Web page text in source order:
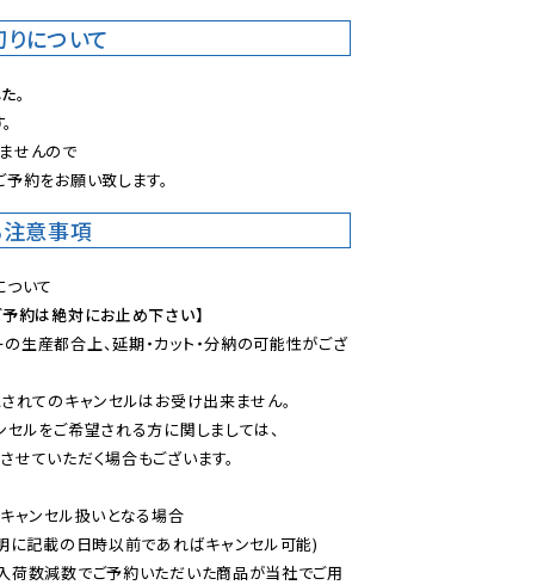
について
。
せんので
約をお願い致します。
意事項
予約は絶対にお止め下さい】
生産都合上、延期・カット・分納の可能性がござ
れてのキャンセルはお受け出来ません。
セルをご希望される方に関しましては、
ていただく場合もございます。
ャンセル扱いとなる場合
に記載の日時以前であればキャンセル可能)
荷数減数でご予約いただいた商品が当社でご用